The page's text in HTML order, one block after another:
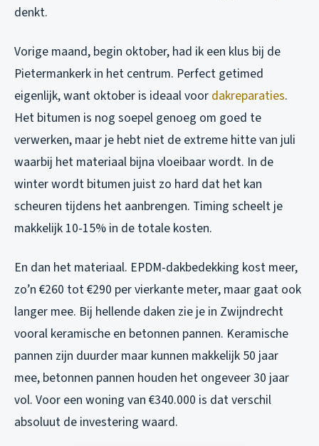
denkt.
Vorige maand, begin oktober, had ik een klus bij de
Pietermankerk in het centrum. Perfect getimed
eigenlijk, want oktober is ideaal voor dakreparaties.
Het bitumen is nog soepel genoeg om goed te
verwerken, maar je hebt niet de extreme hitte van juli
waarbij het materiaal bijna vloeibaar wordt. In de
winter wordt bitumen juist zo hard dat het kan
scheuren tijdens het aanbrengen. Timing scheelt je
makkelijk 10-15% in de totale kosten.
En dan het materiaal. EPDM-dakbedekking kost meer,
zo’n €260 tot €290 per vierkante meter, maar gaat ook
langer mee. Bij hellende daken zie je in Zwijndrecht
vooral keramische en betonnen pannen. Keramische
pannen zijn duurder maar kunnen makkelijk 50 jaar
mee, betonnen pannen houden het ongeveer 30 jaar
vol. Voor een woning van €340.000 is dat verschil
absoluut de investering waard.